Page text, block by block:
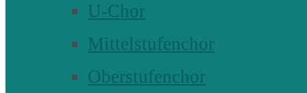
U-Chor
Mittelstufenchor
Oberstufenchor